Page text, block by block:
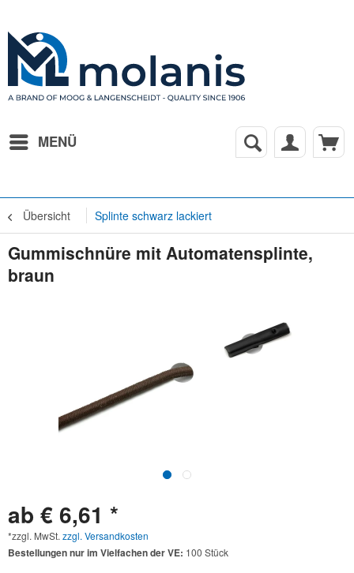
MENÜ
Übersicht Splinte schwarz lackiert
Gummischnüre mit Automatensplinte,
braun
ab € 6,61 *
*zzgl. MwSt. zzgl. Versandkosten
Bestellungen nur im Vielfachen der VE: 100 Stück